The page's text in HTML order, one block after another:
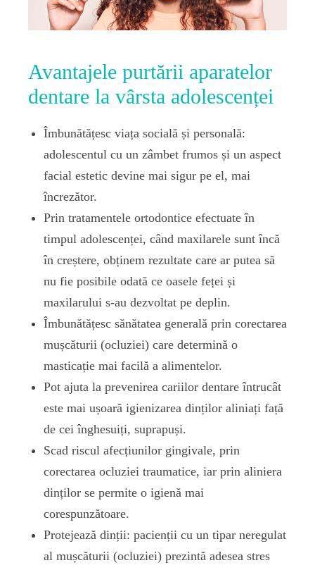
Avantajele purtării aparatelor
dentare la vârsta adolescenței
Îmbunătățesc viața socială și personală:
adolescentul cu un zâmbet frumos și un aspect
facial estetic devine mai sigur pe el, mai
încrezător.
Prin tratamentele ortodontice efectuate în
timpul adolescenței, când maxilarele sunt încă
în creștere, obținem rezultate care ar putea să
nu fie posibile odată ce oasele feței și
maxilarului s-au dezvoltat pe deplin.
Îmbunătățesc sănătatea generală prin corectarea
mușcăturii (ocluziei) care determină o
masticație mai facilă a alimentelor.
Pot ajuta la prevenirea cariilor dentare întrucât
este mai ușoară igienizarea dinților aliniați față
de cei înghesuiți, suprapuși.
Scad riscul afecțiunilor gingivale, prin
corectarea ocluziei traumatice, iar prin aliniera
dinților se permite o igienă mai
corespunzătoare.
Protejează dinții: pacienții cu un tipar neregulat
al mușcăturii (ocluziei) prezintă adesea stres